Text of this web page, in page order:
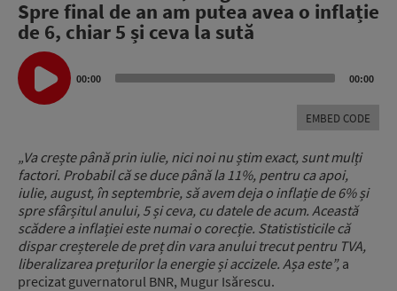
Spre final de an am putea avea o inflație
de 6, chiar 5 și ceva la sută
Audio
Player
00:00 00:00
EMBED CODE
„Va crește până prin iulie, nici noi nu știm exact, sunt mulți
factori. Probabil că se duce până la 11%, pentru ca apoi,
iulie, august, în septembrie, să avem deja o inflație de 6% și
spre sfârșitul anului, 5 și ceva, cu datele de acum. Această
scădere a inflației este numai o corecție. Statististicile că
dispar creșterele de preț din vara anului trecut pentru TVA,
liberalizarea prețurilor la energie și accizele. Așa este”, a
precizat guvernatorul BNR, Mugur Isărescu.